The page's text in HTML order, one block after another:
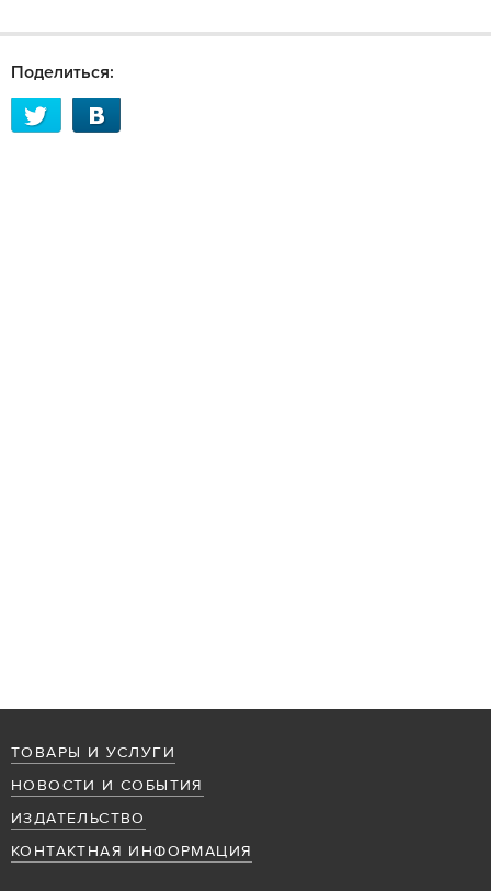
Поделиться:
ТОВАРЫ И УСЛУГИ
НОВОСТИ И СОБЫТИЯ
ИЗДАТЕЛЬСТВО
КОНТАКТНАЯ ИНФОРМАЦИЯ